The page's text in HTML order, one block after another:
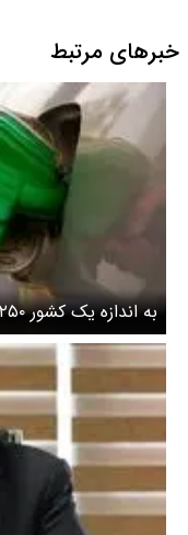
خبرهای مرتبط
تراز بنزین در تیرماه ۱۳ میلیون لیتر منفی شد